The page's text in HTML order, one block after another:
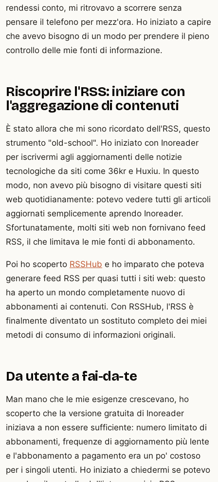
rendessi conto, mi ritrovavo a scorrere senza
pensare il telefono per mezz'ora. Ho iniziato a capire
che avevo bisogno di un modo per prendere il pieno
controllo delle mie fonti di informazione.
Riscoprire l'RSS: iniziare con
l'aggregazione di contenuti
È stato allora che mi sono ricordato dell'RSS, questo
strumento "old-school". Ho iniziato con Inoreader
per iscrivermi agli aggiornamenti delle notizie
tecnologiche da siti come 36kr e Huxiu. In questo
modo, non avevo più bisogno di visitare questi siti
web quotidianamente: potevo vedere tutti gli articoli
aggiornati semplicemente aprendo Inoreader.
Sfortunatamente, molti siti web non fornivano feed
RSS, il che limitava le mie fonti di abbonamento.
Poi ho scoperto RSSHub e ho imparato che poteva
generare feed RSS per quasi tutti i siti web: questo
ha aperto un mondo completamente nuovo di
abbonamenti ai contenuti. Con RSSHub, l'RSS è
finalmente diventato un sostituto completo dei miei
metodi di consumo di informazioni originali.
Da utente a fai-da-te
Man mano che le mie esigenze crescevano, ho
scoperto che la versione gratuita di Inoreader
iniziava a non essere sufficiente: numero limitato di
abbonamenti, frequenze di aggiornamento più lente
e l'abbonamento a pagamento era un po' costoso
per i singoli utenti. Ho iniziato a chiedermi se potevo